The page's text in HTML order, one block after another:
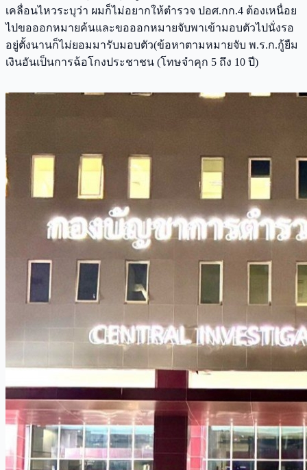
เคลื่อนไหวระบุว่า ผมก็ไม่อยากให้ตำรวจ ปอศ.กก.4 ต้องเหนื่อย
ไปขอออกหมายค้นและขอออกหมายจับพาเข้ามอบตัวไปนั่งรอ
อยู่ตั้งนานก็ไม่ยอมมารับมอบตัว(ข้อหาตามหมายจับ พ.ร.ก.กู้ยืม
เงินอันเป็นการฉ้อโกงประชาชน (โทษจำคุก 5 ถึง 10 ปี)